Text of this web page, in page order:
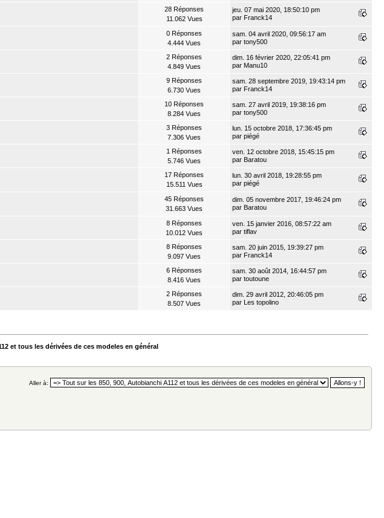
28 Réponses
11.062 Vues
jeu. 07 mai 2020, 18:50:10 pm
par Franck14
0 Réponses
4.444 Vues
sam. 04 avril 2020, 09:56:17 am
par tony500
2 Réponses
4.849 Vues
dim. 16 février 2020, 22:05:41 pm
par Manu10
9 Réponses
6.730 Vues
sam. 28 septembre 2019, 19:43:14 pm
par Franck14
10 Réponses
8.284 Vues
sam. 27 avril 2019, 19:38:16 pm
par tony500
3 Réponses
7.306 Vues
lun. 15 octobre 2018, 17:36:45 pm
par piégé
1 Réponses
5.746 Vues
ven. 12 octobre 2018, 15:45:15 pm
par Baratou
17 Réponses
15.511 Vues
lun. 30 avril 2018, 19:28:55 pm
par piégé
45 Réponses
31.663 Vues
dim. 05 novembre 2017, 19:46:24 pm
par Baratou
8 Réponses
10.012 Vues
ven. 15 janvier 2016, 08:57:22 am
par tiflav
8 Réponses
9.097 Vues
sam. 20 juin 2015, 19:39:27 pm
par Franck14
6 Réponses
8.416 Vues
sam. 30 août 2014, 16:44:57 pm
par toutoune
2 Réponses
8.507 Vues
dim. 29 avril 2012, 20:46:05 pm
par
Les topolino
et tous les dérivées de ces modeles en général
Aller à: